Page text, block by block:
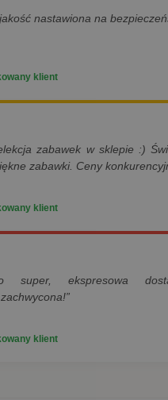
nastawiona na
klient
zabawek w sklepie :)
zabawki. Ceny
klient
super, ekspresowa
klient